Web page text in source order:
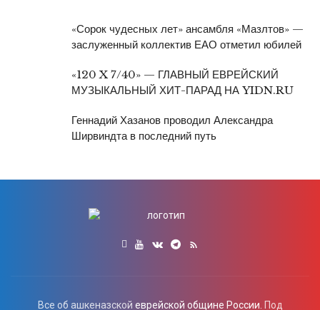
«Сорок чудесных лет» ансамбля «Мазлтов» —
заслуженный коллектив ЕАО отметил юбилей
«120 X 7/40» — ГЛАВНЫЙ ЕВРЕЙСКИЙ
МУЗЫКАЛЬНЫЙ ХИТ-ПАРАД НА YIDN.RU
Геннадий Хазанов проводил Александра
Ширвиндта в последний путь
Все об ашкеназской еврейской общине России. Под